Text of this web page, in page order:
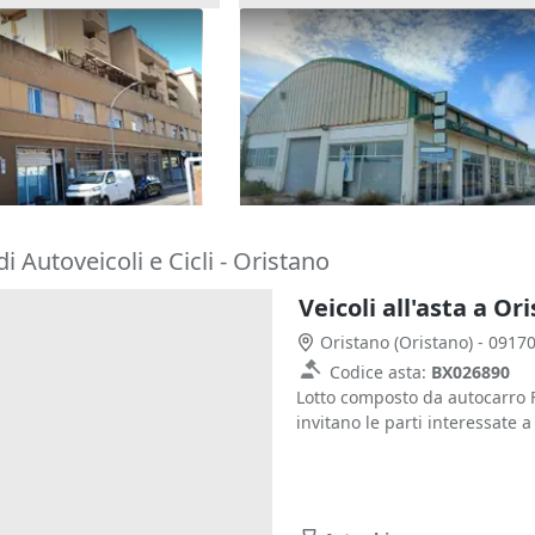
auto in
Asta Complesso artigianale
cortile e pertinenze
Oristano (Oristano)
976.896 €
30/10/2026
Autoveicoli e Cicli - Oristano
Veicoli all'asta a
Oristano (Oristano) -
Codice asta: BX026890
Lotto composto da
invitano le parti interessate